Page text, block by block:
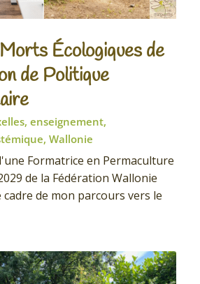
Écologiques de
de Politique
, enseignement,
, Wallonie
Formatrice en Permaculture
de la Fédération Wallonie
cadre de mon parcours vers le